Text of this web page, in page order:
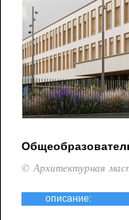
© Архитектурная
описание: